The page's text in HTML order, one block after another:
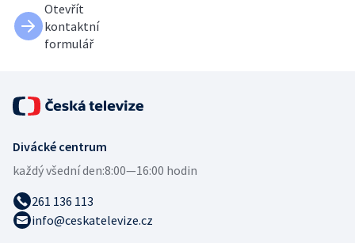
Otevřít
kontaktní
formulář
Divácké centrum
každý všední den:8:00—16:00 hodin
261 136 113
info@ceskatelevize.cz